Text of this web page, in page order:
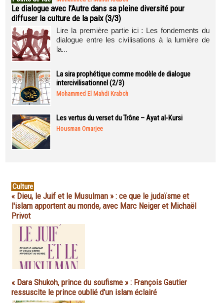
Le dialogue avec l’Autre dans sa pleine diversité pour
diffuser la culture de la paix (3/3)
Lire la première partie ici : Les fondements du
dialogue entre les civilisations à la lumière de
la...
La sira prophétique comme modèle de dialogue
intercivilisationnel (2/3)
Mohammed El Mahdi Krabch
Les vertus du verset du Trône – Ayat al-Kursi
Housman Omarjee
Culture
« Dieu, le Juif et le Musulman » : ce que le judaïsme et
l'islam apportent au monde, avec Marc Neiger et Michaël
Privot
« Dara Shukoh, prince du soufisme » : François Gautier
ressuscite le prince oublié d'un islam éclairé